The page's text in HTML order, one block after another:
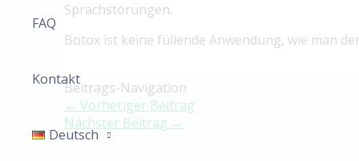
FAQ
Kontakt
Deutsch
Sprachstörungen.
Botox ist keine füllende Anwendung, wie man
Beitrags-Navigation
← Vorheriger Beitrag
Nächster Beitrag →